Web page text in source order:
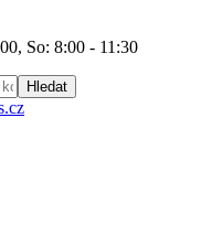
So: 8:00 - 11:30
Hledat